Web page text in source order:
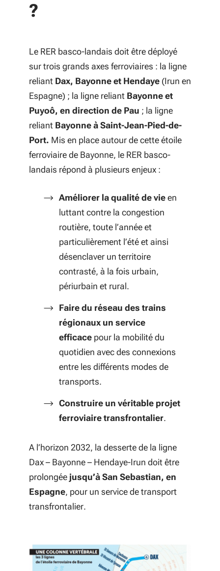
?
Le RER basco-landais doit être déployé
sur trois grands axes ferroviaires : la ligne
reliant Dax, Bayonne et Hendaye (Irun en
Espagne) ; la ligne reliant Bayonne et
Puyoô, en direction de Pau ; la ligne
reliant Bayonne à Saint-Jean-Pied-de-
Port. Mis en place autour de cette étoile
ferroviaire de Bayonne, le RER basco-
landais répond à plusieurs enjeux :
Améliorer la qualité de vieen
luttant contre la congestion
routière, toute l’année et
particulièrement l’été et ainsi
désenclaver un territoire
contrasté, à la fois urbain,
périurbain et rural.
Faire du réseau des trains
régionaux un service
efficace pour la mobilité du
quotidien avec des connexions
entre les différents modes de
transports.
Construire un véritable projet
ferroviaire transfrontalier.
A l’horizon 2032, la desserte de la ligne
Dax – Bayonne – Hendaye-Irun doit être
prolongée jusqu’à San Sebastian, en
Espagne, pour un service de transport
transfrontalier.
Crédit photo Région Nouvelle-Aquitaine